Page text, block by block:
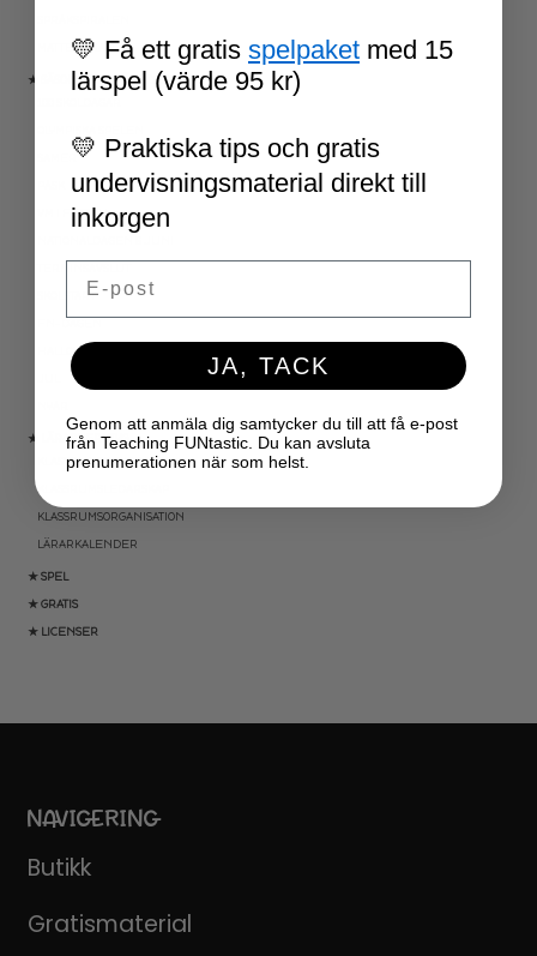
MATTESPIRALEN
★ SÄSONG OCH HÖGTIDER
VM I FOTBOLL
SKOLSTART
HALLOWEEN
★ LÄRARVERKTYG
KLASSRUMSDEKORATION
KLASSRUMSLEDARSKAP
KLASSRUMSORGANISATION
LÄRARKALENDER
★ SPEL
★ GRATIS
★ LICENSER
NAVIGERING
Butikk
Gratismaterial
💛 Få ett gratis spelpaket med 15
lärspel (värde 95 kr)
💛 Praktiska tips och gratis
undervisningsmaterial direkt till
inkorgen
JA, TACK
Genom att anmäla dig samtycker du till att få e-post
från Teaching FUNtastic. Du kan avsluta
prenumerationen när som helst.